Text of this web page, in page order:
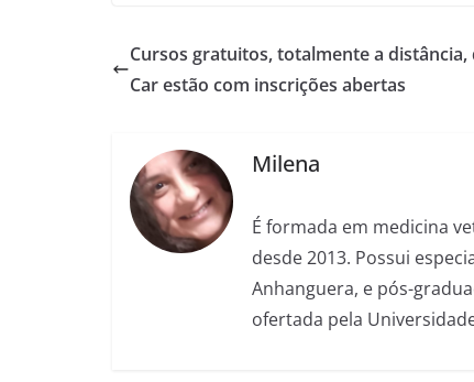
Cursos gratuitos, totalmente a distância,
Car estão com inscrições abertas
Milena
É formada em medicina
desde 2013. Possui
Anhanguera, e pós-
ofertada pela